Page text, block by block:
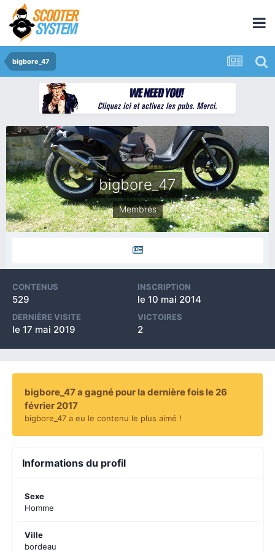
bigbore_47
bigbore_47
Membres
CONTENUS
529
INSCRIPTION
le 10 mai 2014
DERNIÈRE VISITE
le 17 mai 2019
VICTOIRES
2
bigbore_47 a gagné pour la dernière fois le 26
février 2017
bigbore_47 a eu le contenu le plus aimé !
Informations du profil
Sexe
Homme
Ville
bordeau